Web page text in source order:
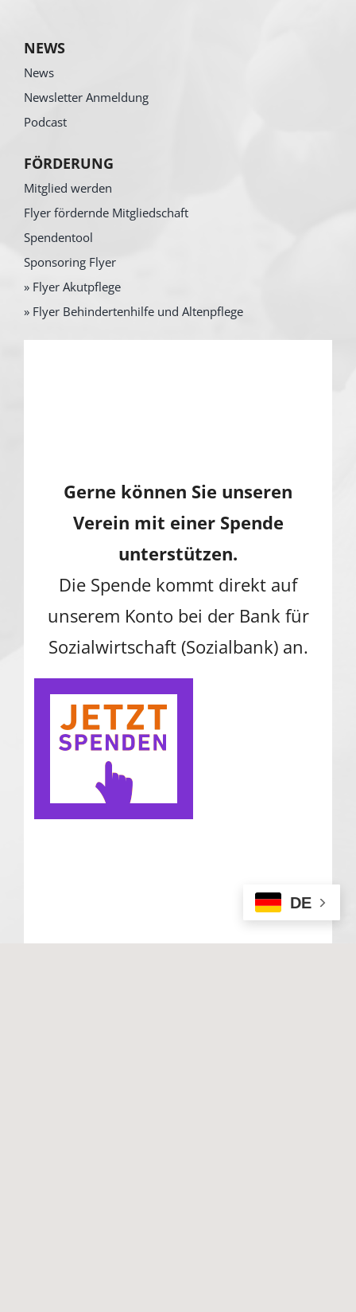
NEWS
News
Newsletter Anmeldung
Podcast
FÖRDERUNG
Mitglied werden
Flyer fördernde Mitgliedschaft
Spendentool
Sponsoring Flyer
» Flyer Akutpflege
» Flyer Behindertenhilfe und Altenpflege
Gerne können Sie unseren
Verein mit einer Spende
unterstützen.
Die Spende kommt direkt auf
unserem Konto bei der Bank für
Sozialwirtschaft (Sozialbank) an.
DE